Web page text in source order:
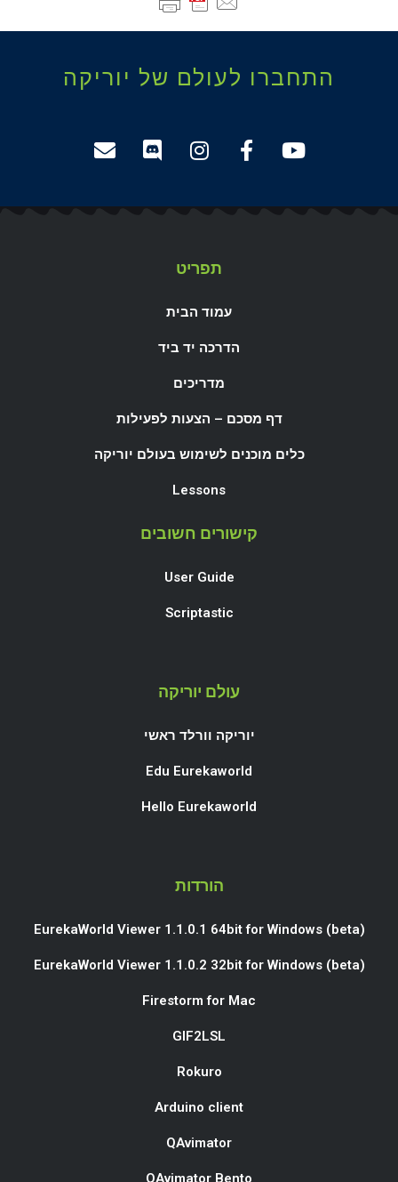
התחברו לעולם של יוריקה
תפריט
עמוד הבית
הדרכה יד ביד
מדריכים
דף מסכם – הצעות לפעילות
כלים מוכנים לשימוש בעולם יוריקה
Lessons
קישורים חשובים
User Guide
Scriptastic
עולם יוריקה
יוריקה וורלד ראשי
Edu Eurekaworld
Hello Eurekaworld
הורדות
EurekaWorld Viewer 1.1.0.1 64bit for Windows (beta)
EurekaWorld Viewer 1.1.0.2 32bit for Windows (beta)
Firestorm for Mac
GIF2LSL
Rokuro
Arduino client
QAvimator
QAvimator Bento